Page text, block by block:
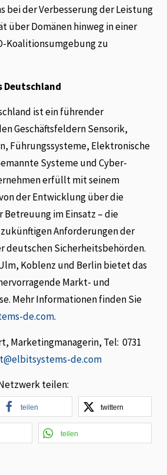
bei der Verbesserung der Leistung
über Domänen hinweg in einer
Koalitionsumgebung zu
Deutschland
ist ein führender
Geschäftsfeldern Sensorik,
Führungssysteme, Elektronische
Systeme und Cyber-
erfüllt mit seinem
der Entwicklung über die
Betreuung im Einsatz – die
Anforderungen der
deutschen Sicherheitsbehörden.
Koblenz und Berlin bietet das
Markt- und
Mehr Informationen finden Sie
de.com.
Marketingmanagerin, Tel: 0731
de.com
teilen:
teilen twittern
teilen